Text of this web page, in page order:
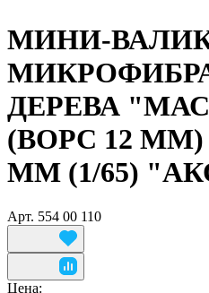
МИНИ-
ДЕРЕВА
(ВОРС 12
ММ (1/65)
Арт. 554 00 110
Цена: